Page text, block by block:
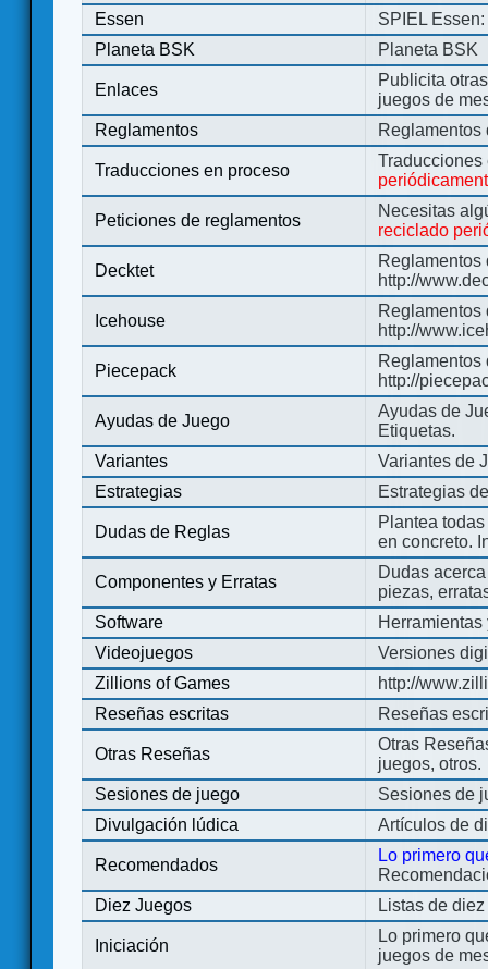
Essen
SPIEL
Planeta BSK
Planeta BSK
Enlaces
Publicita
juegos de
Reglamentos
Reglamentos
Traducciones en proceso
Peticiones de reglamentos
Necesitas
reciclado
Decktet
Reglamentos
http://
Icehouse
Reglamentos
http://
Piecepack
Reglamentos
http://
Ayudas de Juego
Ayudas de
Etiquetas.
Variantes
Variantes de
Estrategias
Estrategias
Dudas de Reglas
Plantea
en concreto.
Componentes y Erratas
Dudas
piezas,
Software
Videojuegos
Versiones
Zillions of Games
http://
Reseñas escritas
Reseñas
Otras Reseñas
Otras
juegos, otros.
Sesiones de juego
Sesiones de
Divulgación lúdica
Artículos de
Recomendados
Lo primero
Diez Juegos
Listas de
Iniciación
Lo primero
juegos de